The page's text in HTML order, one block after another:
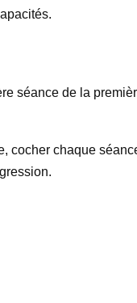
séance de la
cocher chaque